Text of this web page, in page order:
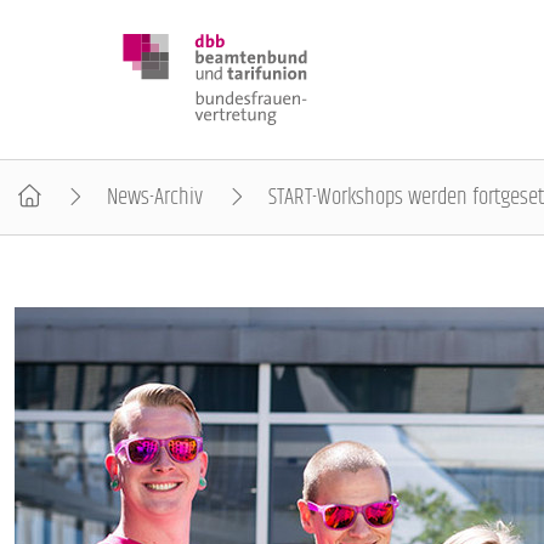
BUNDESTAGSWAHL 2025
POSITIONEN
SCHWERPUNKTTHEMEN
News-Archiv START-Workshops werden